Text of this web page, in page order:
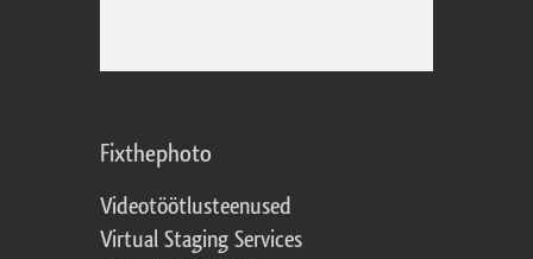
Fixthephoto
Videotöötlusteenused
Virtual Staging Services